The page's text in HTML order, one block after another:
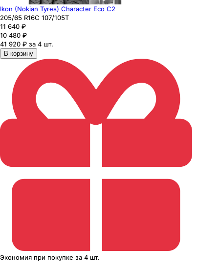
Ikon (Nokian Tyres) Character Eco C2
205/65 R16C 107/105T
11 640 ₽
10 480 ₽
41 920 ₽ за 4 шт.
В корзину
Экономия при покупке за 4 шт.